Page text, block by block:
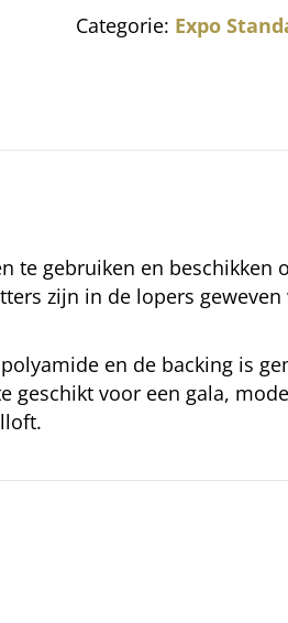
Categorie: Expo
te gebruiken en beschikken
zijn in de lopers
en de backing is
geschikt voor een gala,